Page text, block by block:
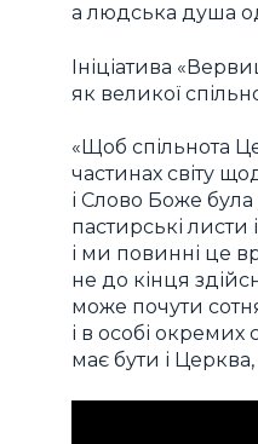
а людська душа
Ініціатива
як великої
«Щоб спільнота
частинах світу
і Слово Боже
пастирські листи
і ми повинні це
не до кінця
може почути
і в особі
має бути і